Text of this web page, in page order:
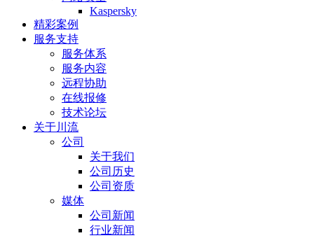
Kaspersky
精彩案例
服务支持
服务体系
服务内容
远程协助
在线报修
技术论坛
关于川流
公司
关于我们
公司历史
公司资质
媒体
公司新闻
行业新闻